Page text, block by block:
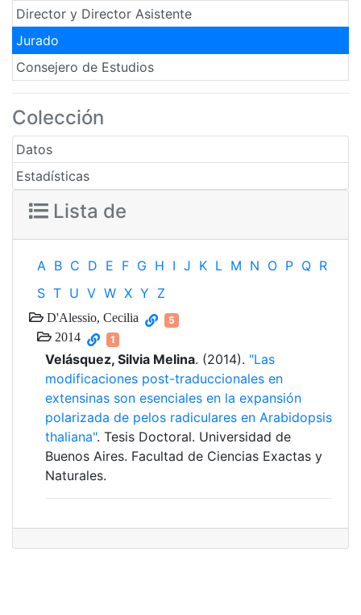
Director y Director Asistente
Jurado
Consejero de Estudios
Colección
Datos
Estadísticas
Lista de
A B C D E F G H I J K L M N O P Q R
S T U V W X Y Z
D'Alessio, Cecilia 5
2014 1
Velásquez, Silvia Melina. (2014). "Las
modificaciones post-traduccionales en
extensinas son esenciales en la expansión
polarizada de pelos radiculares en Arabidopsis
thaliana". Tesis Doctoral. Universidad de
Buenos Aires. Facultad de Ciencias Exactas y
Naturales.